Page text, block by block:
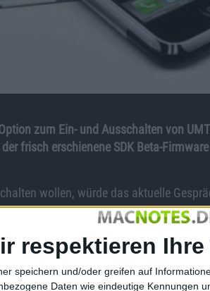
respektieren
speichern und/oder greifen auf
Daten wie eindeutige Kennungen
zum Ein- und Ausschalten von
frisch erschienene SDK Beta-
wollen, würde das aktuelle
you sure you want to
you sure you want to